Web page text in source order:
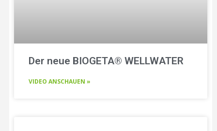
Der neue BIOGETA® WELLWATER
VIDEO ANSCHAUEN »